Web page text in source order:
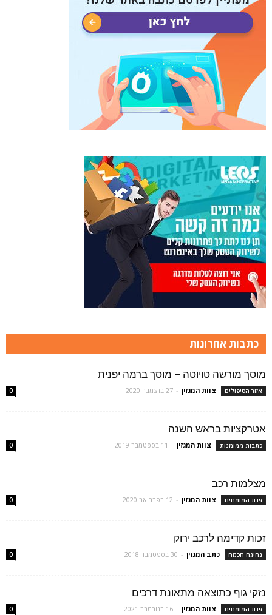
כתבות אחרונות
מוסך מורשה טויוטה – מוסך ברמה יפנית
אזור הטיפולים צוות המגזין - 27 בדצמבר 2020 0
אטרקציות בראש השנה
כתבות ממומנות צוות המגזין - 11 בספטמבר 2019 0
מצלמות רכב
זירת המומחים צוות המגזין - 12 בפברואר 2020 0
זכות קדימה לרכב ירוק
נהיגה חכמה כתב המגזין - 30 בספטמבר 2018 0
נזקי גוף כתוצאה מתאונת דרכים
זירת המומחים צוות המגזין - 16 בנובמבר 2021 0